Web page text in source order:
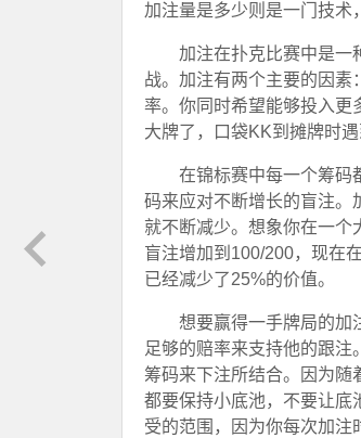
加注量是多少则是一门技术
加注在扑克比赛中是一
战。加注有两个主要的因素
率。你同时希望能够投入更
大牌了，口袋KK到摊牌时
在锦标赛中每一个筹码
码来应对不断增长的盲注。
就不断减少。想象你在一个
盲注增加到100/200，现在
已经减少了25%的价值。
想要赢得一手牌局的加
足够的赔率来支持他的跟
筹码来下注所结合。因为随
都要保持小底池，不要让底
受的范围，因为你每次加注